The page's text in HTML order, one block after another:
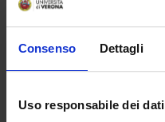
Consenso Dettagli
Uso responsabile dei dati
GOVERNANCE